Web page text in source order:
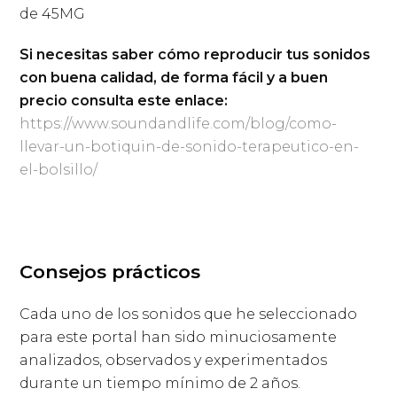
de 45MG
Si necesitas saber cómo reproducir tus sonidos
con buena calidad, de forma fácil y a buen
precio consulta este enlace:
https://www.soundandlife.com/blog/como-
llevar-un-botiquin-de-sonido-terapeutico-en-
el-bolsillo/
Consejos prácticos
Cada uno de los sonidos que he seleccionado
para este portal han sido minuciosamente
analizados, observados y experimentados
durante un tiempo mínimo de 2 años.